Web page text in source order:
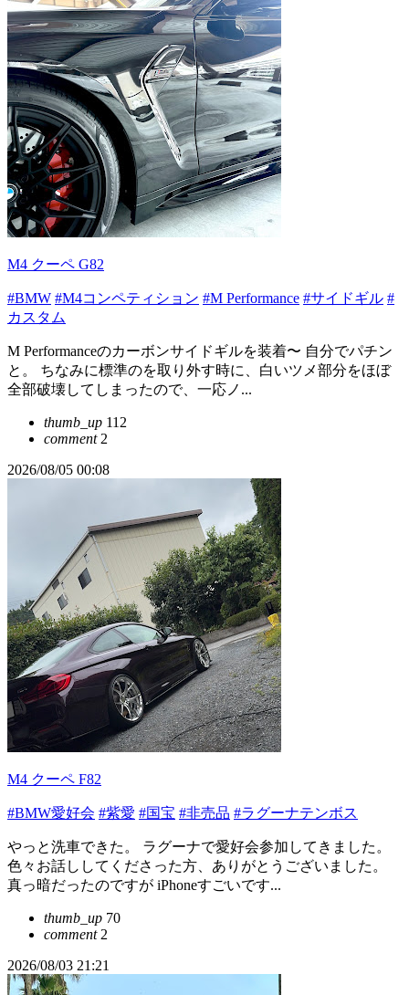
M4 クーペ G82
#BMW #M4コンペティション #M Performance #サイドギル #
カスタム
M Performanceのカーボンサイドギルを装着〜 自分でパチン
と。 ちなみに標準のを取り外す時に、白いツメ部分をほぼ
全部破壊してしまったので、一応ノ...
thumb_up 112
comment2
2026/08/05 00:08
M4 クーペ F82
#BMW愛好会 #紫愛 #国宝 #非売品 #ラグーナテンボス
やっと洗車できた。 ラグーナで愛好会参加してきました。
色々お話ししてくださった方、ありがとうございました。
真っ暗だったのですが iPhoneすごいです...
thumb_up 70
comment2
2026/08/03 21:21